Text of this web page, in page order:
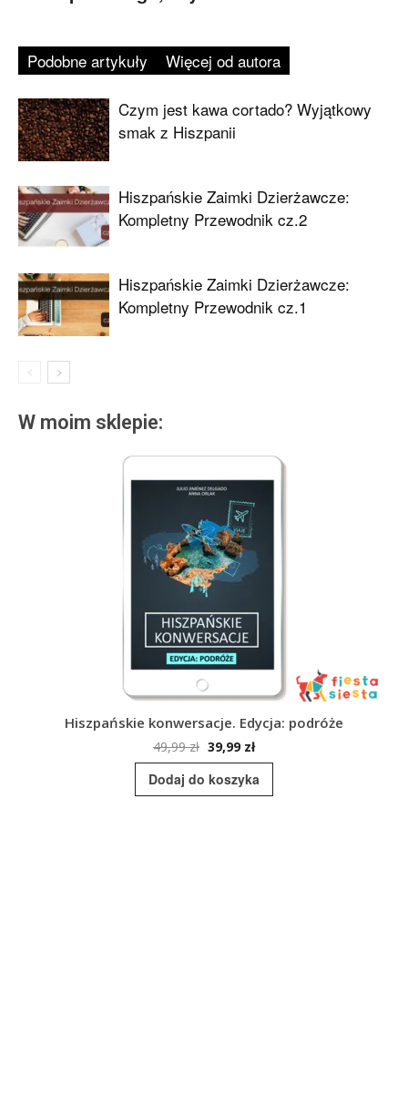
Podobne artykuły Więcej od autora
Czym jest kawa cortado? Wyjątkowy
smak z Hiszpanii
Hiszpańskie Zaimki Dzierżawcze:
Kompletny Przewodnik cz.2
Hiszpańskie Zaimki Dzierżawcze:
Kompletny Przewodnik cz.1
W moim sklepie:
Hiszpańskie konwersacje. Edycja: podróże
49,99zł Pierwotna
cena
wynosiła:
49,99 zł.
39,99 złAktualna
cena
wynosi:
39,99 zł.
Dodaj do koszyka